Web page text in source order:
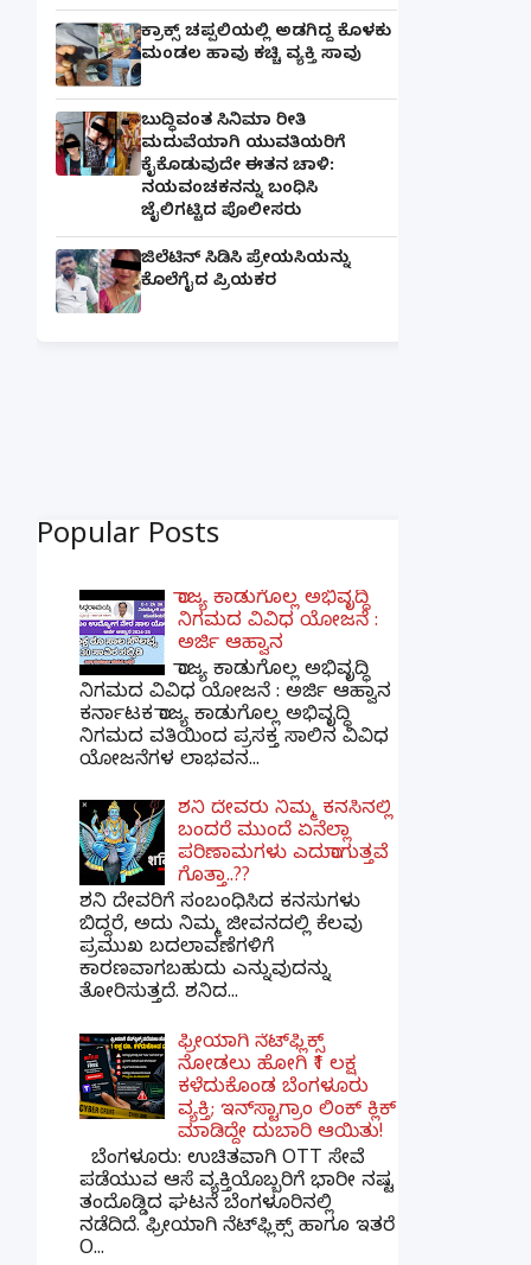
ಕ್ರಾಕ್ಸ್ ಚಪ್ಪಲಿಯಲ್ಲಿ ಅಡಗಿದ್ದ ಕೊಳಕು
ಮಂಡಲ ಹಾವು ಕಚ್ಚಿ ವ್ಯಕ್ತಿ ಸಾವು
ಬುದ್ಧಿವಂತ ಸಿನಿಮಾ ರೀತಿ
ಮದುವೆಯಾಗಿ ಯುವತಿಯರಿಗೆ
ಕೈಕೊಡುವುದೇ ಈತನ ಚಾಳಿ:
ನಯವಂಚಕನನ್ನು ಬಂಧಿಸಿ
ಜೈಲಿಗಟ್ಟಿದ ಪೊಲೀಸರು
ಜಿಲೆಟಿನ್ ಸಿಡಿಸಿ ಪ್ರೇಯಸಿಯನ್ನು
ಕೊಲೆಗೈದ ಪ್ರಿಯಕರ
Popular Posts
ರಾಜ್ಯ ಕಾಡುಗೊಲ್ಲ ಅಭಿವೃದ್ಧಿ
ನಿಗಮದ ವಿವಿಧ ಯೋಜನೆ :
ಅರ್ಜಿ ಆಹ್ವಾನ
ರಾಜ್ಯ ಕಾಡುಗೊಲ್ಲ ಅಭಿವೃದ್ಧಿ
ನಿಗಮದ ವಿವಿಧ ಯೋಜನೆ : ಅರ್ಜಿ ಆಹ್ವಾನ
ಕರ್ನಾಟಕ ರಾಜ್ಯ ಕಾಡುಗೊಲ್ಲ ಅಭಿವೃದ್ಧಿ
ನಿಗಮದ ವತಿಯಿಂದ ಪ್ರಸಕ್ತ ಸಾಲಿನ ವಿವಿಧ
ಯೋಜನೆಗಳ ಲಾಭವನ...
ಶನಿ ದೇವರು ನಿಮ್ಮ ಕನಸಿನಲ್ಲಿ
ಬಂದರೆ ಮುಂದೆ ಏನೆಲ್ಲಾ
ಪರಿಣಾಮಗಳು ಎದುರಾಗುತ್ತವೆ
ಗೊತ್ತಾ..??
ಶನಿ ದೇವರಿಗೆ ಸಂಬಂಧಿಸಿದ ಕನಸುಗಳು
ಬಿದ್ದರೆ, ಅದು ನಿಮ್ಮ ಜೀವನದಲ್ಲಿ ಕೆಲವು
ಪ್ರಮುಖ ಬದಲಾವಣೆಗಳಿಗೆ
ಕಾರಣವಾಗಬಹುದು ಎನ್ನುವುದನ್ನು
ತೋರಿಸುತ್ತದೆ. ಶನಿದ...
ಫ್ರೀಯಾಗಿ ನೆಟ್‌ಫ್ಲಿಕ್ಸ್
ನೋಡಲು ಹೋಗಿ ₹1 ಲಕ್ಷ
ಕಳೆದುಕೊಂಡ ಬೆಂಗಳೂರು
ವ್ಯಕ್ತಿ; ಇನ್‌ಸ್ಟಾಗ್ರಾಂ ಲಿಂಕ್ ಕ್ಲಿಕ್
ಮಾಡಿದ್ದೇ ದುಬಾರಿ ಆಯಿತು!
ಬೆಂಗಳೂರು: ಉಚಿತವಾಗಿ OTT ಸೇವೆ
ಪಡೆಯುವ ಆಸೆ ವ್ಯಕ್ತಿಯೊಬ್ಬರಿಗೆ ಭಾರೀ ನಷ್ಟ
ತಂದೊಡ್ಡಿದ ಘಟನೆ ಬೆಂಗಳೂರಿನಲ್ಲಿ
ನಡೆದಿದೆ. ಫ್ರೀಯಾಗಿ ನೆಟ್‌ಫ್ಲಿಕ್ಸ್ ಹಾಗೂ ಇತರೆ
O...